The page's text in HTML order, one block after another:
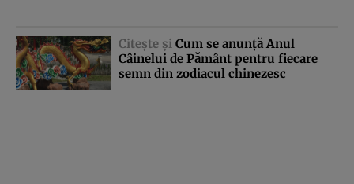
Citeşte şi Cum se anunţă Anul
Câinelui de Pământ pentru fiecare
semn din zodiacul chinezesc